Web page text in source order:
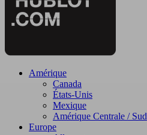
Amérique
Canada
États-Unis
Mexique
Amérique Centrale / Sud
Europe